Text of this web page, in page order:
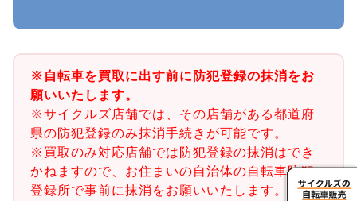
※自転車を買取に出す前に防犯登録の抹消をお
願いいたします。
※サイクルズ店舗では、その店舗がある都道府
県の防犯登録のみ抹消手続きが可能です。
※買取のみ対応店舗では防犯登録の抹消はでき
かねますので、お住まいの自治体の自転車防犯
登録所で事前に抹消をお願いいたします。詳し